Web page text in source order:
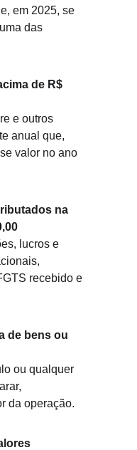
em 2025, se
das
de R$
e outros
anual que,
valor no ano
na
lucros e
recebido e
de bens ou
ou qualquer
da operação.